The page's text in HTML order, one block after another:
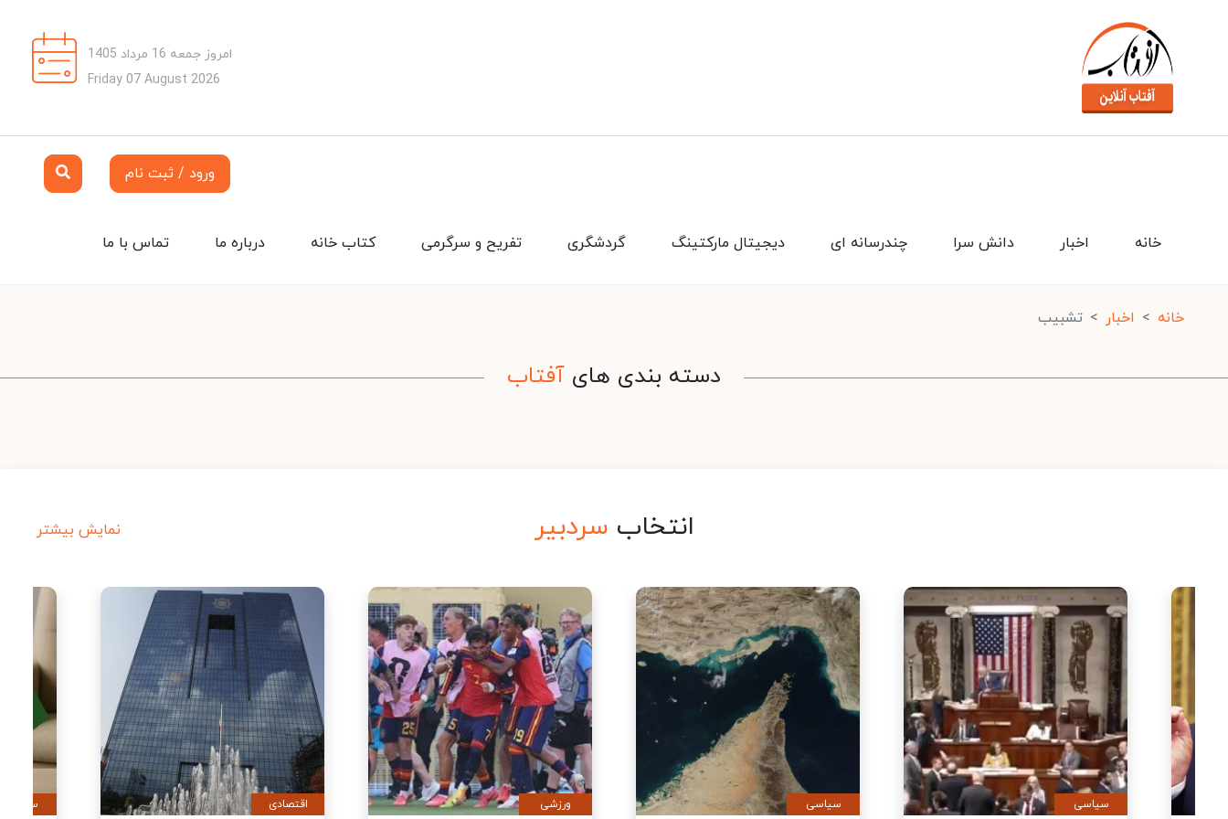
امروز جمعه 16 مرداد 1405
Friday 07 August 2026
ورود / ثبت نام
تماس با ما درباره ما کتاب خانه تفریح و سرگرمی گردشگری دیجیتال مارکتینگ چندرسانه ای دانش سرا اخبار خانه
خانه اخبار تشبیب
دسته بندی های آفتاب
انتخاب سردبیر نمایش بیشتر
سیاسی سیاسی سیاسی ورزشی اقتصادی